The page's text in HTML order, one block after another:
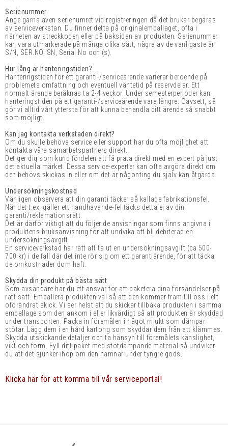
Serienummer
Ange gärna även serienumret vid registreringen då det brukar begäras
av serviceverkstan. Du finner detta på originalemballaget, ofta i
närheten av streckkoden eller på baksidan av produkten. Serienummer
kan vara utmarkerade på många olika sätt, några av de vanligaste är:
S/N, SER.NO, SN, Serial No och (s).
Hur lång är hanteringstiden?
Hanteringstiden för ett garanti-/serviceärende varierar beroende på
problemets omfattning och eventuell väntetid på reservdelar. Ett
normalt ärende beräknas ta 2-4 veckor. Under semesterperioder kan
hanteringstiden på ett garanti-/serviceärende vara längre. Oavsett, så
gör vi alltid vårt yttersta för att kunna behandla ditt ärende så snabbt
som möjligt.
Kan jag kontakta verkstaden direkt?
Om du skulle behöva service eller support har du ofta möjlighet att
kontakta våra samarbetspartners direkt.
Det ger dig som kund fördelen att få prata direkt med en expert på just
det aktuella märket. Dessa service-experter kan ofta avgöra direkt om
den behövs skickas in eller om det är någonting du själv kan åtgärda.
Undersökningskostnad
Vänligen observera att din garanti täcker så kallade fabrikationsfel.
När det t.ex. gäller ett handhavande-fel täcks detta ej av din
garanti/reklamationsrätt.
Det är därför viktigt att du följer de anvisningar som finns angivna i
produktens bruksanvisning för att undvika att bli debiterad en
undersökningsavgift.
En serviceverkstad har rätt att ta ut en undersökningsavgift (ca 500-
700 kr) i de fall där det inte rör sig om ett garantiärende, för att täcka
de omkostnader dom haft.
Skydda din produkt på bästa sätt
Som avsändare har du ett ansvar för att paketera dina försändelser på
rätt sätt. Emballera produkten väl så att den kommer fram till oss i ett
oförändrat skick. Vi ser helst att du skickar tillbaka produkten i samma
emballage som den ankom i eller likvärdigt så att produkten är skyddad
under transporten. Packa in föremålen i något mjukt som dämpar
stötar. Lägg dem i en hård kartong som skyddar dem från att klämmas.
Skydda utskickande detaljer och ta hänsyn till föremålets känslighet,
vikt och form. Fyll ditt paket med stötdämpande material så undviker
du att det sjunker ihop om den hamnar under tyngre gods.
Klicka här för att komma till vår serviceportal!